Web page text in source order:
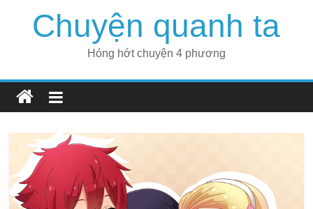
Chuyện quanh ta
Hóng hớt chuyện 4 phương